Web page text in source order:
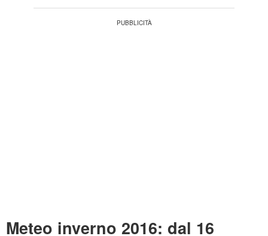
Meteo inverno 2016: dal 16